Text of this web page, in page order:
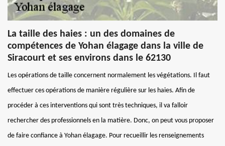
La taille des haies : un des domaines de
compétences de Yohan élagage dans la ville de
Siracourt et ses environs dans le 62130
Les opérations de taille concernent normalement les végétations. Il faut
effectuer ces opérations de manière régulière sur les haies. Afin de
procéder à ces interventions qui sont très techniques, il va falloir
rechercher des professionnels en la matière. Donc, on peut vous proposer
de faire confiance à Yohan élagage. Pour recueillir les renseignements